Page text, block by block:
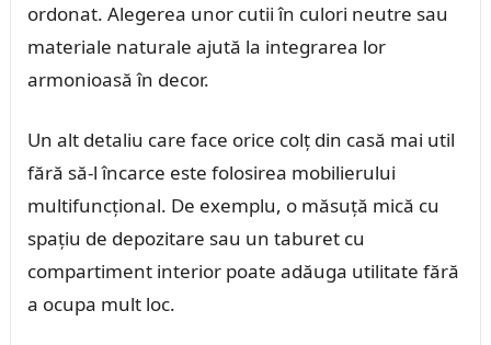
ordonat. Alegerea unor cutii în culori neutre sau
materiale naturale ajută la integrarea lor
armonioasă în decor.
Un alt detaliu care face orice colț din casă mai util
fără să-l încarce este folosirea mobilierului
multifuncțional. De exemplu, o măsuță mică cu
spațiu de depozitare sau un taburet cu
compartiment interior poate adăuga utilitate fără
a ocupa mult loc.